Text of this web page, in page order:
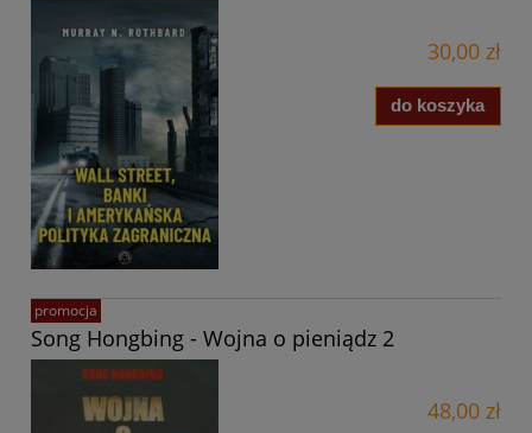
30,00 zł
do koszyka
Song Hongbing - Wojna o pieniądz 2
48,00 zł
promocja